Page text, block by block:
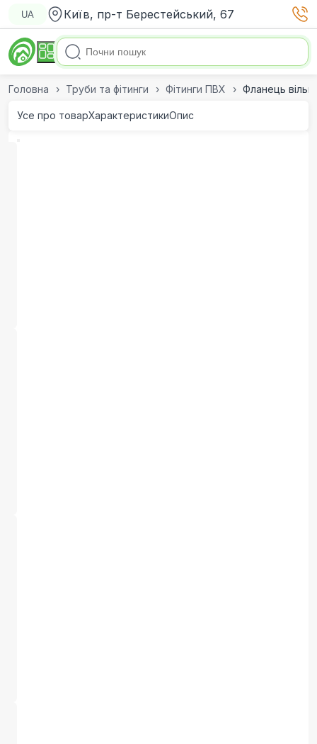
UA Київ, пр-т Берестейський, 67
Головна Труби та фітинги Фітинги ПВХ Фланець
Усе про товарХарактеристикиОпис